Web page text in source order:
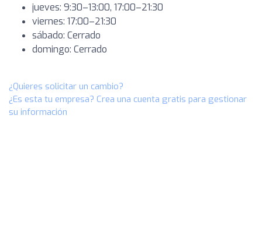
jueves: 9:30–13:00, 17:00–21:30
viernes: 17:00–21:30
sábado: Cerrado
domingo: Cerrado
¿Quieres solicitar un cambio?
¿Es esta tu empresa? Crea una cuenta gratis para gestionar
su información